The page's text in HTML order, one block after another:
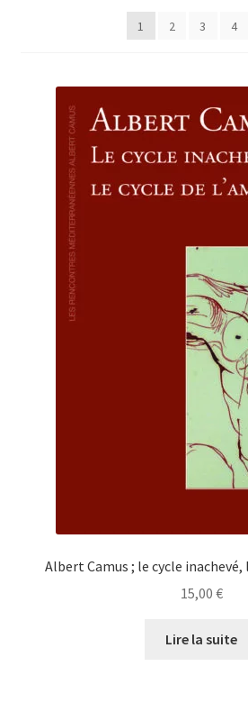
Mentions légales
Mon compte
Nouvelles
Politique de confidentialité
1 2 3 4
Albert Camus ; le cycle inachevé,
15,00 €
Lire la suite